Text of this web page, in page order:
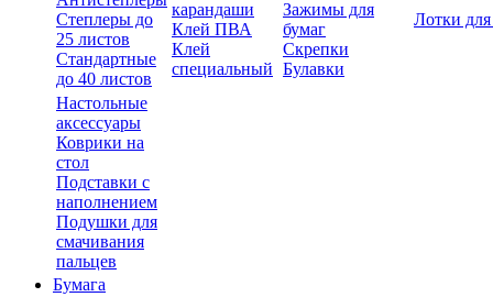
Степлеры до
25 листов
Стандартные
до 40 листов
карандаши
Клей ПВА
Клей
специальный
Зажимы для
бумаг
Скрепки
Булавки
Лотки
Настольные
аксессуары
Коврики на
стол
Подставки с
наполнением
Подушки для
смачивания
пальцев
Бумага